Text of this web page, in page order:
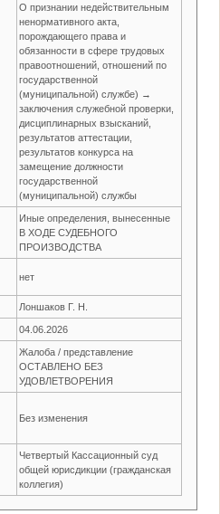
О признании недействительным
ненормативного акта,
порождающего права и
обязанности в сфере трудовых
правоотношений, отношений по
государственной
(муниципальной) службе) →
заключения служебной проверки,
дисциплинарных взысканий,
результатов аттестации,
результатов конкурса на
замещение должности
государственной
(муниципальной) службы
Иные определения, вынесенные
В ХОДЕ СУДЕБНОГО
ПРОИЗВОДСТВА
нет
Лоншаков Г. Н.
04.06.2026
Жалоба / представление
ОСТАВЛЕНО БЕЗ
УДОВЛЕТВОРЕНИЯ
Без изменения
Четвертый Кассационный суд
общей юрисдикции (гражданская
коллегия)